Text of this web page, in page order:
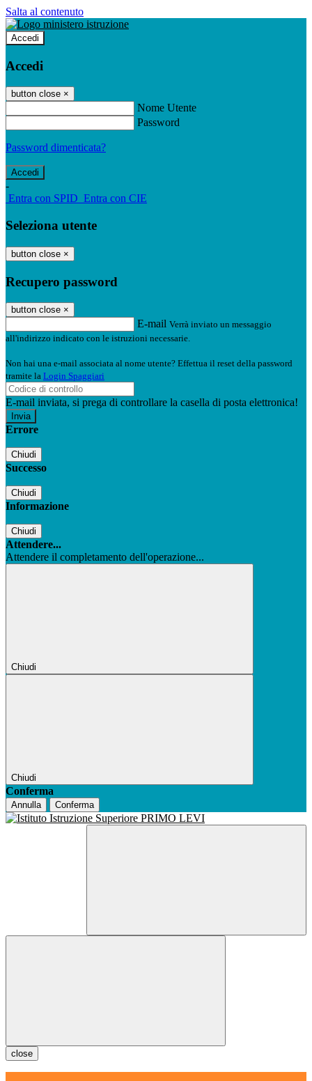
Salta al contenuto
Accedi
Accedi
button close ×
Nome Utente
Password
Password dimenticata?
-
Entra con SPID Entra con CIE
Seleziona utente
button close ×
Recupero password
button close ×
E-mail Verrà inviato un messaggio
all'indirizzo indicato con le istruzioni necessarie.
Non hai una e-mail associata al nome utente? Effettua il reset della password
tramite la Login Spaggiari
E-mail inviata, si prega di controllare la casella di posta elettronica!
Errore
Chiudi
Successo
Chiudi
Informazione
Chiudi
Attendere...
Attendere il completamento dell'operazione...
Chiudi
Chiudi
Conferma
Annulla Conferma
close